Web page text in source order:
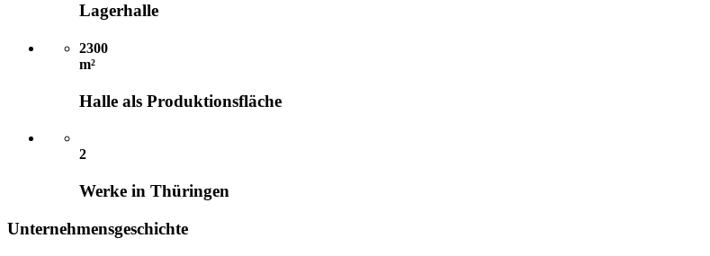
Lagerhalle
2300
m²
Halle als Produktionsfläche
2
Werke in Thüringen
Unternehmensgeschichte